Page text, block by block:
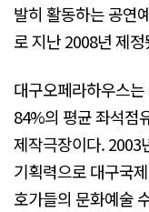
발히 활동하는 공연
로 지난 2008년 제
대구오페라하우스
84%의 평균 좌석점
제작극장이다. 2003
기획력으로 대구국
호가들의 문화예술